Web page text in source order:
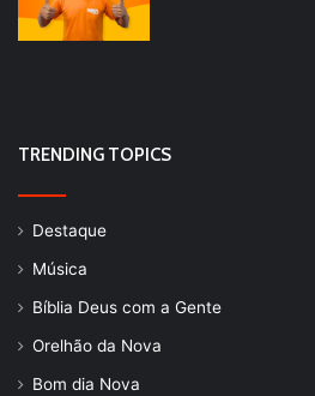
TRENDING TOPICS
Destaque
Música
Bíblia Deus com a Gente
Orelhão da Nova
Bom dia Nova